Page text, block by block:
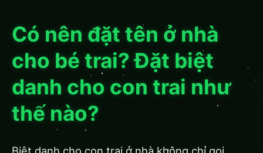
Có nên đặt tên ở nhà
cho bé trai? Đặt biệt
danh cho con trai như
thế nào?